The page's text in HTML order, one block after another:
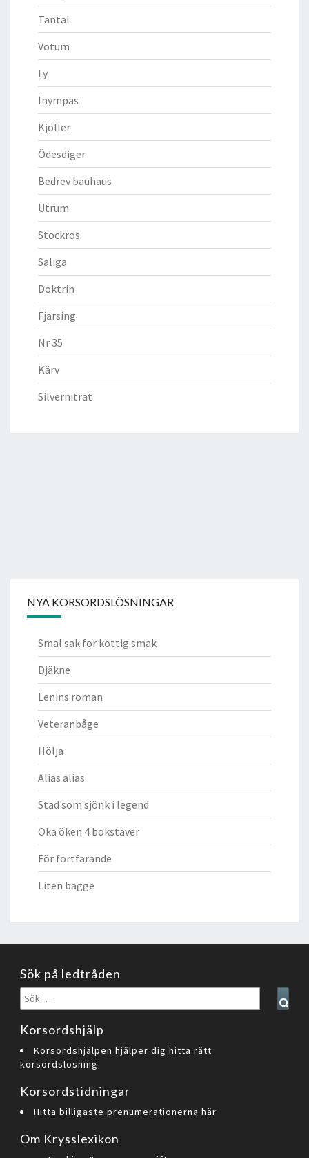
Tantal
Votum
Ly
Inympas
Kjöller
Ödesdiger
Bedrev bauhaus
Utrum
Stockros
Saliga
Doktrin
Fjärsing
Nr 35
Kärv
Silvernitrat
NYA KORSORDSLÖSNINGAR
Smal sak för köttig smak
Djäkne
Lenins roman
Veteranbåge
Hölja
Alias alias
Stad som sjönk i legend
Oka öken 4 bokstäver
För fortfarande
Liten bagge
Sök på ledtråden
Sök
efter:
Korsordshjälp
Korsordshjälpen hjälper dig hitta rätt
korsordslösning
Korsordstidningar
Hitta billigaste prenumerationerna här
Om Krysslexikon